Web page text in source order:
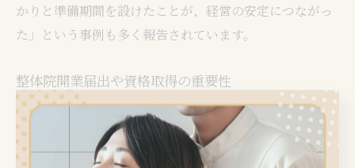
かりと準備期間を設けたことが、経営の安定につながっ
た」という事例も多く報告されています。
整体院開業届出や資格取得の重要性
整体院を開業する際には、開業届出や資格取得の有無が
大きなポイントとなります。法的には、整体は国家資格
が必須ではありませんが、信頼性や集客力に直結するた